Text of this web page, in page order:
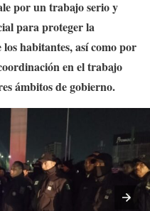
por un trabajo serio y
para proteger la
habitantes, así como por
en el trabajo
ámbitos de gobierno.